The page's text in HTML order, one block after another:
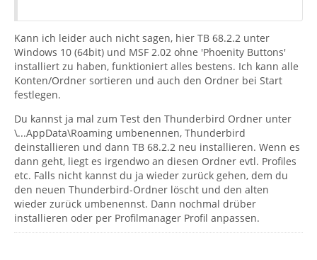
Kann ich leider auch nicht sagen, hier TB 68.2.2 unter
Windows 10 (64bit) und MSF 2.02 ohne 'Phoenity Buttons'
installiert zu haben, funktioniert alles bestens. Ich kann alle
Konten/Ordner sortieren und auch den Ordner bei Start
festlegen.
Du kannst ja mal zum Test den Thunderbird Ordner unter
\...AppData\Roaming umbenennen, Thunderbird
deinstallieren und dann TB 68.2.2 neu installieren. Wenn es
dann geht, liegt es irgendwo an diesen Ordner evtl. Profiles
etc. Falls nicht kannst du ja wieder zurück gehen, dem du
den neuen Thunderbird-Ordner löscht und den alten
wieder zurück umbenennst. Dann nochmal drüber
installieren oder per Profilmanager Profil anpassen.